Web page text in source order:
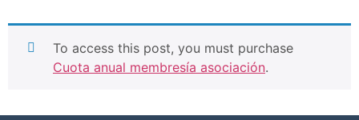
To access this post, you must purchase
Cuota anual membresía asociación.